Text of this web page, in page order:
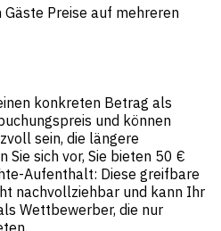
Gäste Preise auf mehreren
konkreten Betrag als
und können
sein, die längere
sich vor, Sie bieten 50 €
Aufenthalt: Diese greifbare
nachvollziehbar und kann Ihr
Wettbewerber, die nur